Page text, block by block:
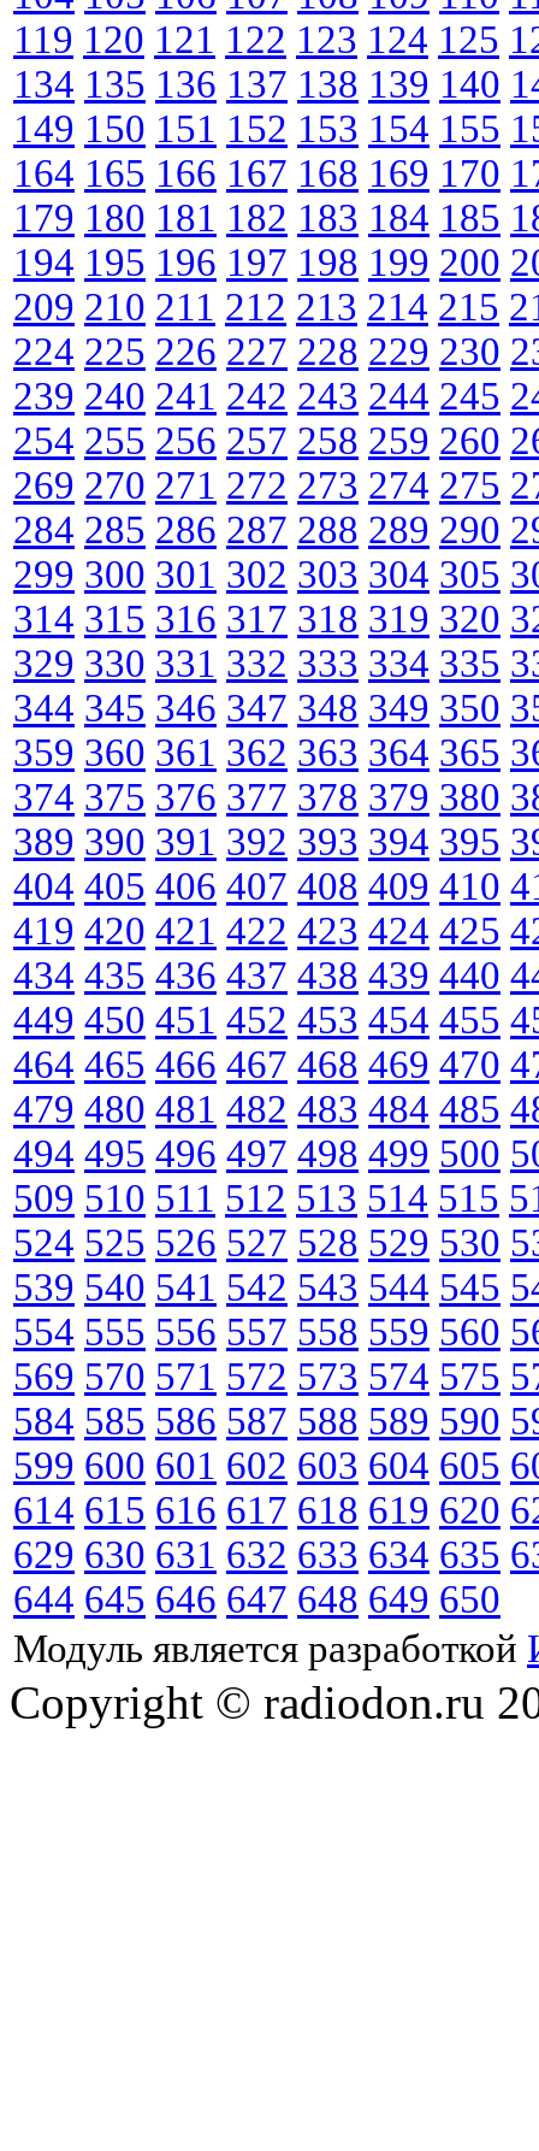
119 120 121 122 123 124 125
134 135 136 137 138 139 140
149 150 151 152 153 154 155
164 165 166 167 168 169 170
179 180 181 182 183 184 185
194 195 196 197 198 199 200
209 210 211 212 213 214 215
224 225 226 227 228 229 230
239 240 241 242 243 244 245
254 255 256 257 258 259 260
269 270 271 272 273 274 275
284 285 286 287 288 289 290
299 300 301 302 303 304 305
314 315 316 317 318 319 320
329 330 331 332 333 334 335
344 345 346 347 348 349 350
359 360 361 362 363 364 365
374 375 376 377 378 379 380
389 390 391 392 393 394 395
404 405 406 407 408 409 410
419 420 421 422 423 424 425
434 435 436 437 438 439 440
449 450 451 452 453 454 455
464 465 466 467 468 469 470
479 480 481 482 483 484 485
494 495 496 497 498 499 500
509 510 511 512 513 514 515
524 525 526 527 528 529 530
539 540 541 542 543 544 545
554 555 556 557 558 559 560
569 570 571 572 573 574 575
584 585 586 587 588 589 590
599 600 601 602 603 604 605
614 615 616 617 618 619 620
629 630 631 632 633 634 635
644 645 646 647 648 649 650
Модуль является разработкой
Copyright © radiodon.ru